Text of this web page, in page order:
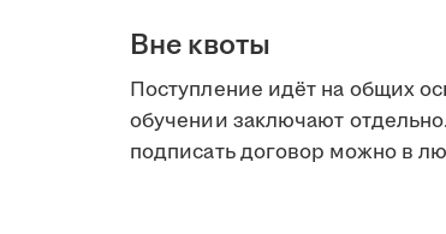
Вне квоты
Поступление идёт на общих
обучении заключают
подписать договор можно в